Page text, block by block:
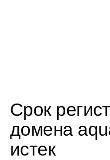
Срок
домена
истек